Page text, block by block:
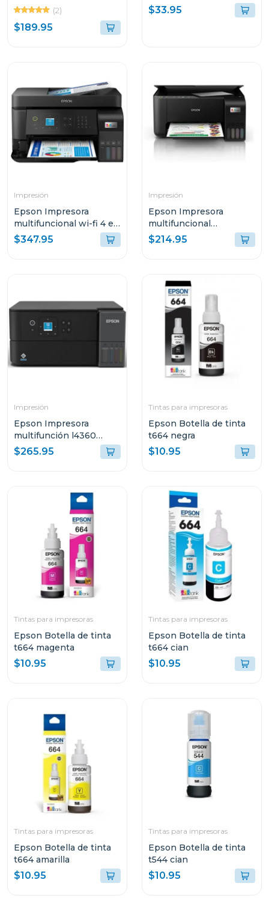
INALÁMBRICA DE
TANQUES DE TINTA
INTEGRADOS G317
(2)
$189.95
$33.95
Impresión
Epson Impresora
multifuncional wi-fi 4 en
1 de alto desempeño
eco tank l5590 c11ck57
$347.95
Impresión
Epson Impresora
multifuncional
inalambrica ecotank
3250
$214.95
Impresión
Epson Impresora
multifunción l4360
tanque de tinta eco-
tank wi-fi
$265.95
Tintas para impresoras
Epson Botella de tinta
t664 negra
$10.95
Tintas para impresoras
Epson Botella de tinta
t664 magenta
$10.95
Tintas para impresoras
Epson Botella de tinta
t664 cian
$10.95
Tintas para impresoras
Epson Botella de tinta
t664 amarilla
$10.95
Tintas para impresoras
Epson Botella de tinta
t544 cian
$10.95